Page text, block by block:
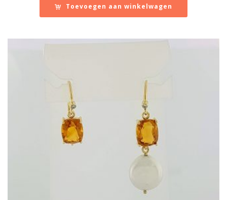
Toevoegen aan winkelwagen